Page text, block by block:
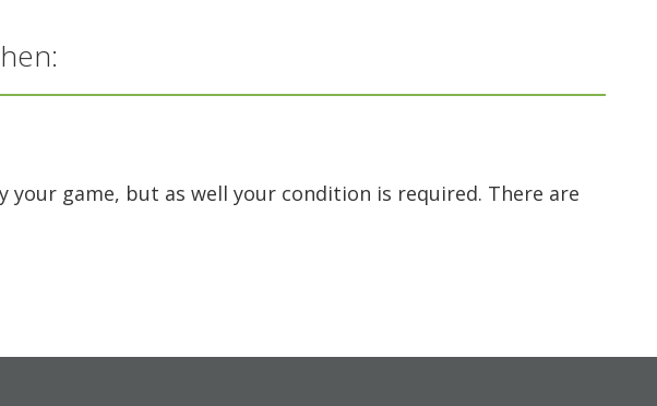
your game, but as well your condition is required. There are